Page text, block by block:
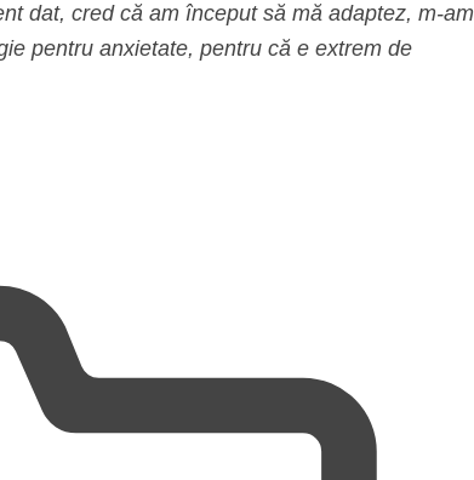
dat, cred că am început să mă adaptez, m-am
pentru anxietate, pentru că e extrem de